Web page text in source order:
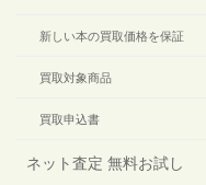
新しい本の買取価格を保証
買取対象商品
買取申込書
ネット査定 無料お試し